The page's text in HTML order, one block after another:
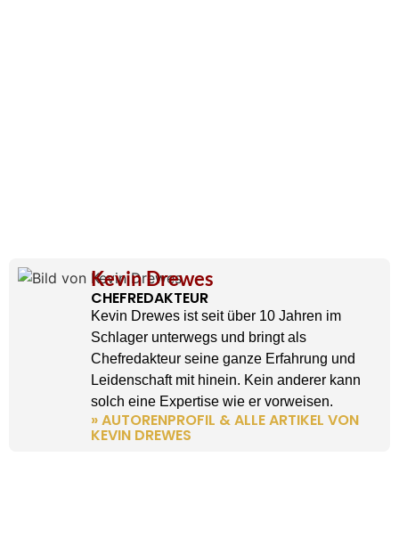
Kevin Drewes
CHEFREDAKTEUR
Kevin Drewes ist seit über 10 Jahren im
Schlager unterwegs und bringt als
Chefredakteur seine ganze Erfahrung und
Leidenschaft mit hinein. Kein anderer kann
solch eine Expertise wie er vorweisen.
» AUTORENPROFIL & ALLE ARTIKEL VON
KEVIN DREWES